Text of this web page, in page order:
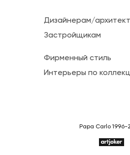
Дизайнерам/
Застройщикам
Фирменный стиль
Интерьеры по
Papa Carlo 1996-